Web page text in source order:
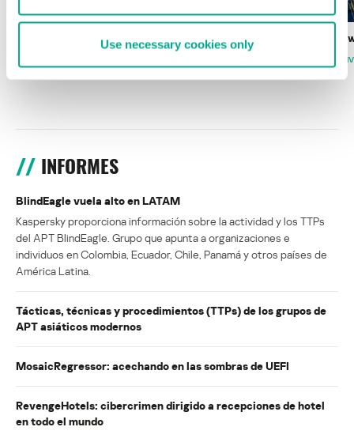
Use necessary cookies only
Wardriving en México: preparativos para
la Copa Mundial de Fútbol 2026
Estado del
MARC
INFORMES
BlindEagle vuela alto en LATAM
Kaspersky proporciona información sobre la actividad y los TTPs
del APT BlindEagle. Grupo que apunta a organizaciones e
individuos en Colombia, Ecuador, Chile, Panamá y otros países de
América Latina.
Tácticas, técnicas y procedimientos (TTPs) de los grupos de
APT asiáticos modernos
MosaicRegressor: acechando en las sombras de UEFI
RevengeHotels: cibercrimen dirigido a recepciones de hotel
en todo el mundo